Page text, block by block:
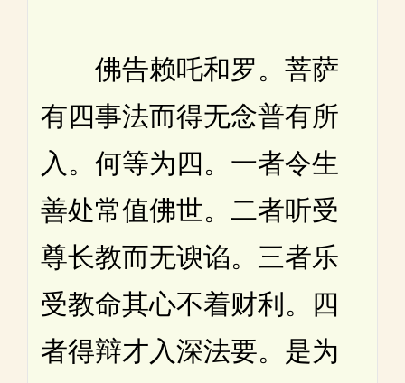
佛告赖吒和罗。菩萨
有四事法而得无念普有所
入。何等为四。一者令生
善处常值佛世。二者听受
尊长教而无谀谄。三者乐
受教命其心不着财利。四
者得辩才入深法要。是为